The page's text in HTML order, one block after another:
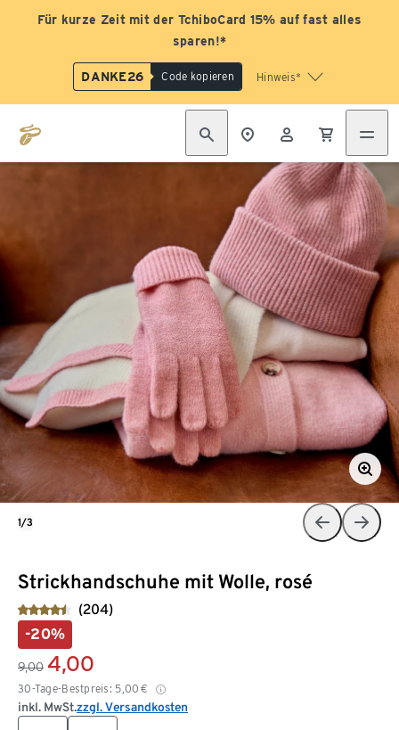
Für kurze Zeit mit der TchiboCard 15% auf fast alles
sparen!*
DANKE26 Code kopieren Hinweis*
Strickhandschuhe mit Wolle, rosé
(204)
-20%
9,00 4,00
30-Tage-Bestpreis: 5,00 €
inkl. MwSt.zzgl. Versandkosten
1/3